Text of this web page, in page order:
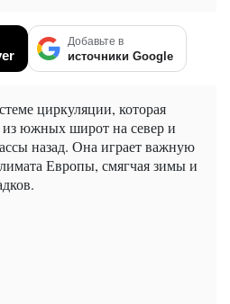
Добавьте в
источники Google
циркуляции, которая
южных широт на север и
назад. Она играет важную
Европы, смягчая зимы и